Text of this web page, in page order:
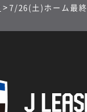
>7/26(土)ホーム最